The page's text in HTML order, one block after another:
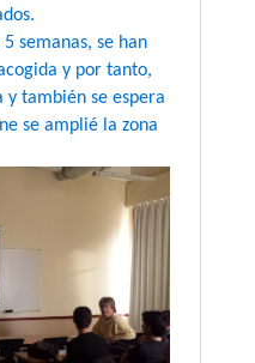
semanas, se han
y por tanto,
también se espera
se amplié la zona